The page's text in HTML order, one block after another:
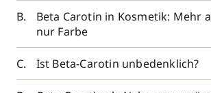
Beta Carotin in Kosmetik: Mehr
nur Farbe
Ist Beta-Carotin unbedenklich?